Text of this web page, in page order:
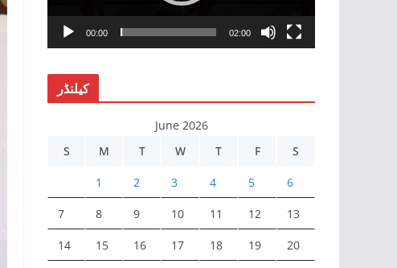
a
r
00:00 02:00
کیلنڈر
June 2026
S
M T W T F S
1 2 3 4 5 6
7 8 9 10 11 12 13
14 15 16 17 18 19 20